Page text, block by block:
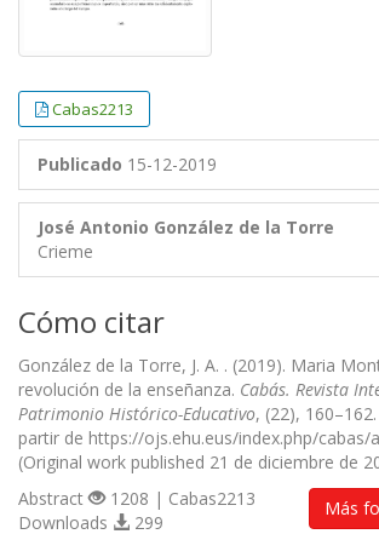
Cabas2213
Publicado 15-12-2019
José Antonio González de la Torre
Crieme
Cómo citar
González de la Torre, J. A. . (2019). Maria
revolución de la enseñanza. Cabás. Revista
Patrimonio Histórico-Educativo, (22),
partir de https://ojs.ehu.eus/index.php/cabas/
(Original work published 21 de diciembre de
Más
Abstract
1208 | Cabas2213
Downloads
299